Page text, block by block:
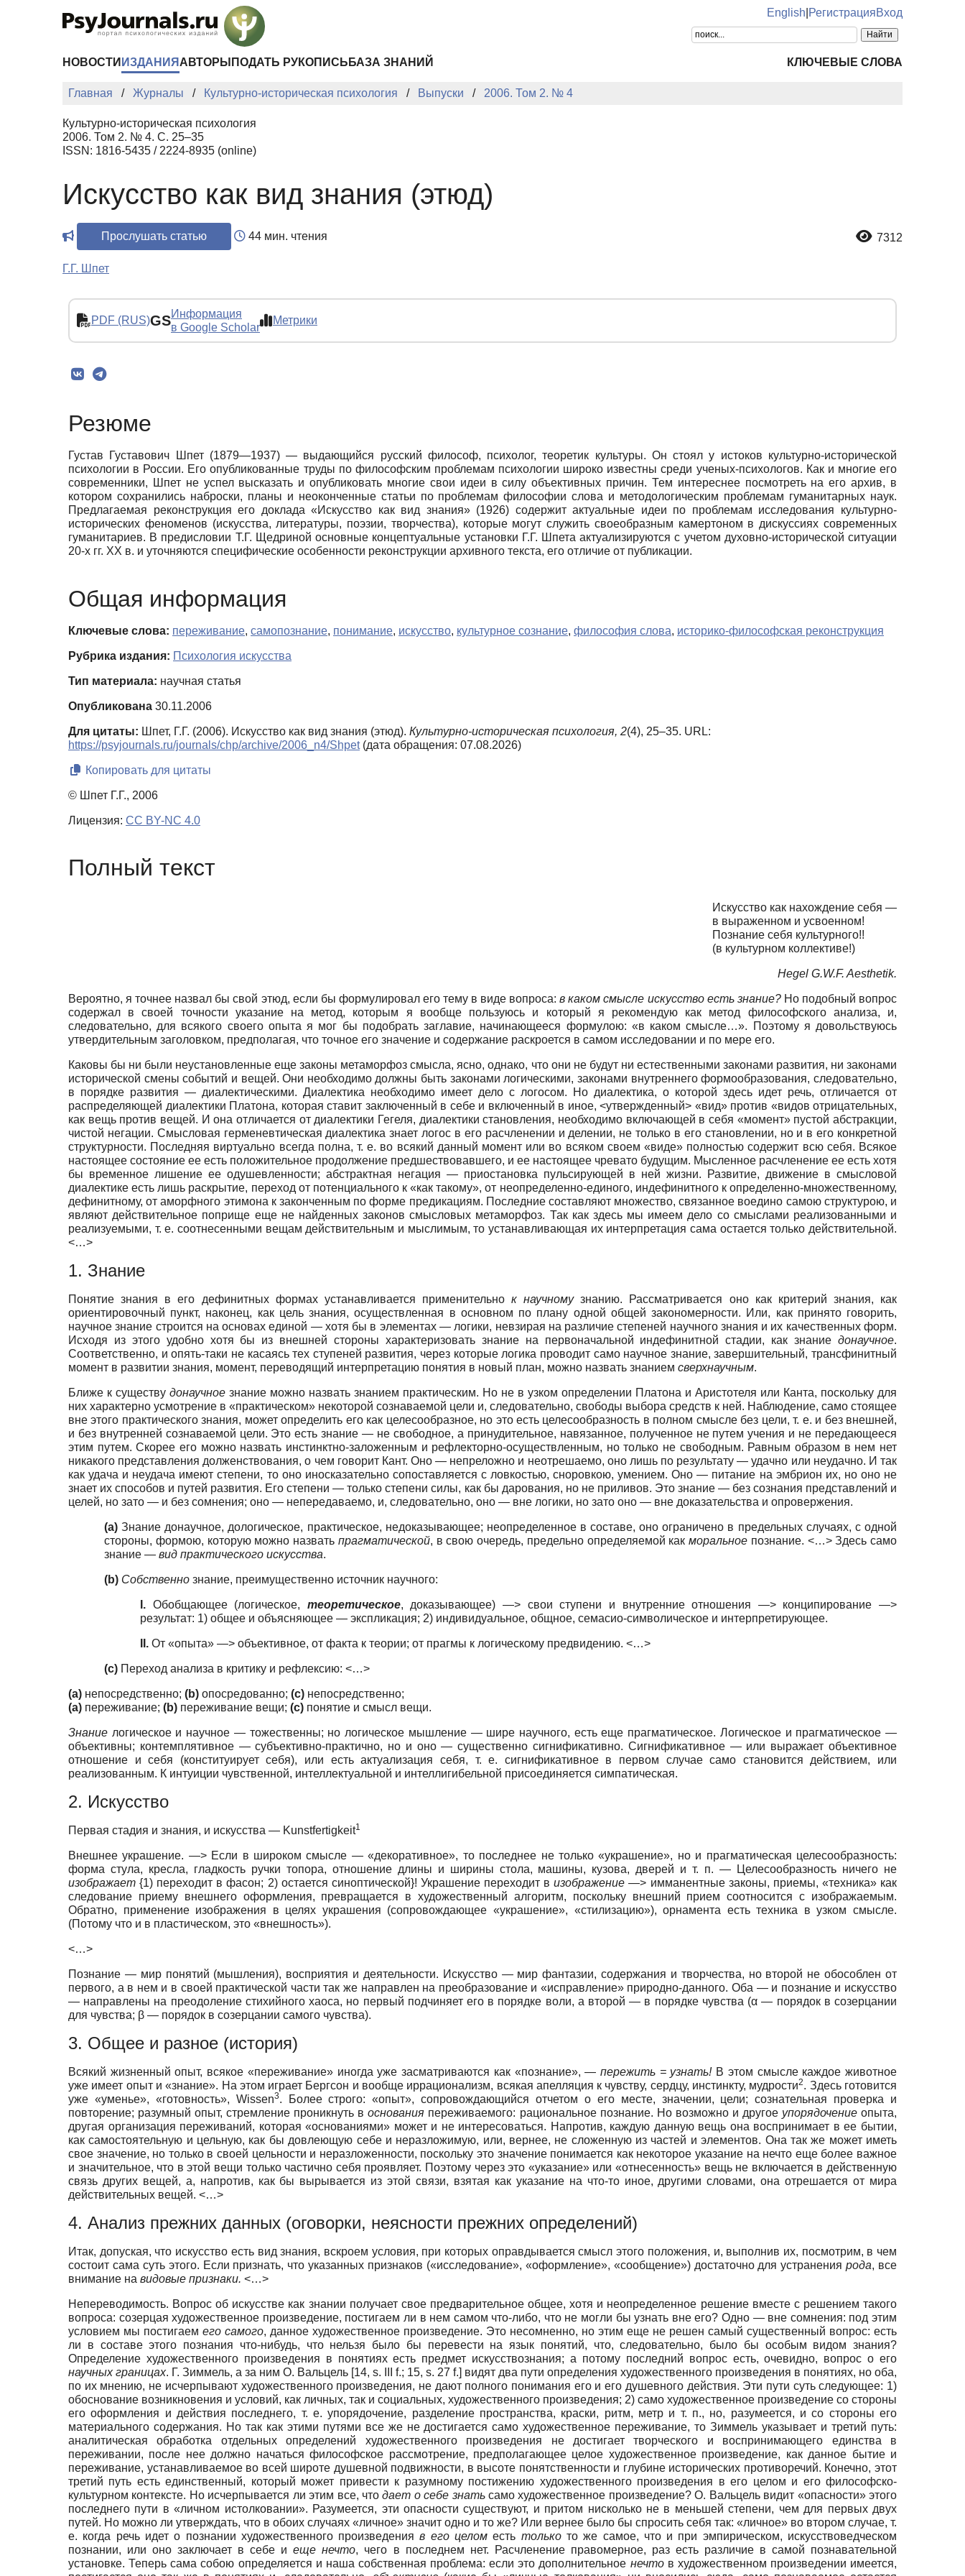
English РегистрацияВход
НОВОСТИ ИЗДАНИЯ АВТОРЫ ПОДАТЬ РУКОПИСЬ БАЗА ЗНАНИЙ КЛЮЧЕВЫЕ СЛОВА
Главная Журналы Культурно-историческая психология Выпуски 2006. Том 2. № 4
Культурно-историческая психология
2006. Том 2. № 4. С. 25–35
ISSN: 1816-5435 / 2224-8935 (online)
Искусство как вид знания (этюд)
Прослушать статью 44 мин. чтения 7312
Г.Г. Шпет
PDF (RUS)GSИнформация
в Google Scholar
Метрики
Резюме
Густав Густавович Шпет (1879—1937) — выдающийся русский философ, психолог, теоретик культуры. Он стоял у истоков культурно-исторической
психологии в России. Его опубликованные труды по философским проблемам психологии широко известны среди ученых-психологов. Как и многие его
современники, Шпет не успел высказать и опубликовать многие свои идеи в силу объективных причин. Тем интереснее посмотреть на его архив, в
котором сохранились наброски, планы и неоконченные статьи по проблемам философии слова и методологическим проблемам гуманитарных наук.
Предлагаемая реконструкция его доклада «Искусство как вид знания» (1926) содержит актуальные идеи по проблемам исследования культурно-
исторических феноменов (искусства, литературы, поэзии, творчества), которые могут служить своеобразным камертоном в дискуссиях современных
гуманитариев. В предисловии Т.Г. Щедриной основные концептуальные установки Г.Г. Шпета актуализируются с учетом духовно-исторической ситуации
20-х гг. ХХ в. и уточняются специфические особенности реконструкции архивного текста, его отличие от публикации.
Общая информация
Ключевые слова: переживание, самопознание, понимание, искусство, культурное сознание, философия слова, историко-философская реконструкция
Рубрика издания: Психология искусства
Тип материала: научная статья
Опубликована 30.11.2006
Для цитаты: Шпет, Г.Г. (2006). Искусство как вид знания (этюд). Культурно-историческая психология, 2(4), 25–35. URL:
https://psyjournals.ru/journals/chp/archive/2006_n4/Shpet(дата обращения: 07.08.2026)
Копировать для цитаты
© Шпет Г.Г., 2006
Лицензия: CC BY-NC 4.0
Полный текст
Искусство как нахождение себя —
в выраженном и усвоенном!
Познание себя культурного!!
(в культурном коллективе!)
Hegel G.W.F. Aesthetik.
Вероятно, я точнее назвал бы свой этюд, если бы формулировал его тему в виде вопроса:в каком смысле искусство есть знание?Но подобный вопрос
содержал в своей точности указание на метод, которым я вообще пользуюсь и который я рекомендую как метод философского анализа, и,
следовательно, для всякого своего опыта я мог бы подобрать заглавие, начинающееся формулою: «в каком смысле…». Поэтому я довольствуюсь
утвердительным заголовком, предполагая, что точное его значение и содержание раскроется в самом исследовании и по мере его.
Каковы бы ни были неустановленные еще законы метаморфоз смысла, ясно, однако, что они не будут ни естественными законами развития, ни законами
исторической смены событий и вещей. Они необходимо должны быть законами логическими, законами внутреннего формообразования, следовательно,
в порядке развития — диалектическими. Диалектика необходимо имеет дело с логосом. Но диалектика, о которой здесь идет речь, отличается от
распределяющей диалектики Платона, которая ставит заключенный в себе и включенный в иное, <утвержденный> «вид» против «видов отрицательных,
как вещь против вещей. И она отличается от диалектики Гегеля, диалектики становления, необходимо включающей в себя «момент» пустой абстракции,
чистой негации. Смысловая герменевтическая диалектика знает логос в его расчленении и делении, не только в его становлении, но и в его конкретной
структурности. Последняя виртуально всегда полна, т. е. во всякий данный момент или во всяком своем «виде» полностью содержит всю себя. Всякое
настоящее состояние ее есть положительное продолжение предшествовавшего, и ее настоящее чревато будущим. Мысленное расчленение ее есть хотя
бы временное лишение ее одушевленности; абстрактная негация — приостановка пульсирующей в ней жизни. Развитие, движение в смысловой
диалектике есть лишь раскрытие, переход от потенциального к «как такому», от неопределенно-единого, индефинитного к определенно-множественному,
дефинитному, от аморфного этимона к законченным по форме предикациям. Последние составляют множество, связанное воедино самою структурою, и
являют действительное поприще еще не найденных законов смысловых метаморфоз. Так как здесь мы имеем дело со смыслами реализованными и
реализуемыми, т. е. соотнесенными вещам действительным и мыслимым, то устанавливающая их интерпретация сама остается только действительной.
<…>
1. Знание
Понятие знания в его дефинитных формах устанавливается применительно к научномузнанию. Рассматривается оно как критерий знания, как
ориентировочный пункт, наконец, как цель знания, осуществленная в основном по плану одной общей закономерности. Или, как принято говорить,
научное знание строится на основах единой — хотя бы в элементах — логики, невзирая на различие степеней научного знания и их качественных форм.
Исходя из этого удобно хотя бы из внешней стороны характеризовать знание на первоначальной индефинитной стадии, как знание донаучное.
Соответственно, и опять-таки не касаясь тех ступеней развития, через которые логика проводит само научное знание, завершительный, трансфинитный
момент в развитии знания, момент, переводящий интерпретацию понятия в новый план, можно назвать знанием сверхнаучным.
Ближе к существу донаучное знание можно назвать знанием практическим. Но не в узком определении Платона и Аристотеля или Канта, поскольку для
них характерно усмотрение в «практическом» некоторой сознаваемой цели и, следовательно, свободы выбора средств к ней. Наблюдение, само стоящее
вне этого практического знания, может определить его как целесообразное, но это есть целесообразность в полном смысле без цели, т. е. и без внешней,
и без внутренней сознаваемой цели. Это есть знание — не свободное, а принудительное, навязанное, полученное не путем учения и не передающееся
этим путем. Скорее его можно назвать инстинктно-заложенным и рефлекторно-осуществленным, но только не свободным. Равным образом в нем нет
никакого представления долженствования, о чем говорит Кант. Оно — непреложно и неотрешаемо, оно лишь по результату — удачно или неудачно. И так
как удача и неудача имеют степени, то оно иносказательно сопоставляется с ловкостью, сноровкою, умением. Оно — питание на эмбрион их, но оно не
знает их способов и путей развития. Его степени — только степени силы, как бы дарования, но не приливов. Это знание — без сознания представлений и
целей, но зато — и без сомнения; оно — непередаваемо, и, следовательно, оно — вне логики, но зато оно — вне доказательства и опровержения.
(a) Знание донаучное, дологическое, практическое, недоказывающее; неопределенное в составе, оно ограничено в предельных случаях, с одной
стороны, формою, которую можно назвать прагматической, в свою очередь, предельно определяемой как моральное познание. <…> Здесь само
знание — вид практического искусства.
(b) Собственно знание, преимущественно источник научного:
I. Обобщающее (логическое, теоретическое, доказывающее) —> свои ступени и внутренние отношения —> конципирование —>
результат: 1) общее и объясняющее — экспликация; 2) индивидуальное, общное, семасио-символическое и интерпретирующее.
II. От «опыта» —> объективное, от факта к теории; от прагмы к логическому предвидению. <…>
(с) Переход анализа в критику и рефлексию: <…>
(a) непосредственно; (b) опосредованно; (c) непосредственно;
(а) переживание; (b) переживание вещи; (с) понятие и смысл вещи.
Знание логическое и научное — тожественны; но логическое мышление — шире научного, есть еще прагматическое. Логическое и прагматическое —
объективны; контемплятивное — субъективно-практично, но и оно — существенно сигнификативно. Сигнификативное — или выражает объективное
отношение и себя (конституирует себя), или есть актуализация себя, т. е. сигнификативное в первом случае само становится действием, или
реализованным. К интуиции чувственной, интеллектуальной и интеллигибельной присоединяется симпатическая.
2. Искусство
Первая стадия и знания, и искусства — Kunstfertigkeit1
Внешнее украшение. —> Если в широком смысле — «декоративное», то последнее не только «украшение», но и прагматическая целесообразность:
форма стула, кресла, гладкость ручки топора, отношение длины и ширины стола, машины, кузова, дверей и т. п. — Целесообразность ничего не
изображает {1) переходит в фасон; 2) остается синоптической}! Украшение переходит визображение —> имманентные законы, приемы, «техника» как
следование приему внешнего оформления, превращается в художественный алгоритм, поскольку внешний прием соотносится с изображаемым.
Обратно, применение изображения в целях украшения (сопровождающее «украшение», «стилизацию»), орнамента есть техника в узком смысле.
(Потому что и в пластическом, это «внешность»).
<…>
Познание — мир понятий (мышления), восприятия и деятельности. Искусство — мир фантазии, содержания и творчества, но второй не обособлен от
первого, а в нем и в своей практической части так же направлен на преобразование и «исправление» природно-данного. Оба — и познание и искусство
— направлены на преодоление стихийного хаоса, но первый подчиняет его в порядке воли, а второй — в порядке чувства (α — порядок в созерцании
для чувства; β — порядок в созерцании самого чувства).
3. Общее и разное (история)
Всякий жизненный опыт, всякое «переживание» иногда уже засматриваются как «познание», — пережить = узнать!В этом смысле каждое животное
уже имеет опыт и «знание». На этом играет Бергсон и вообще иррационализм, всякая апелляция к чувству, сердцу, инстинкту, мудрости2. Здесь готовится
уже «уменье», «готовность», Wissen3. Более строго: «опыт», сопровождающийся отчетом о его месте, значении, цели; сознательная проверка и
повторение; разумный опыт, стремление проникнуть воснования переживаемого: рациональное познание. Но возможно и другое упорядочениеопыта,
другая организация переживаний, которая «основаниями» может и не интересоваться. Напротив, каждую данную вещь она воспринимает в ее бытии,
как самостоятельную и цельную, как бы довлеющую себе и неразложимую, или, вернее, не сложенную из частей и элементов. Она так же может иметь
свое значение, но только в своей цельности и неразложенности, поскольку это значение понимается как некоторое указание на нечто еще более важное
и значительное, что в этой вещи только частично себя проявляет. Поэтому через это «указание» или «отнесенность» вещь не включается в действенную
связь других вещей, а, напротив, как бы вырывается из этой связи, взятая как указание на что-то иное, другими словами, она отрешается от мира
действительных вещей. <…>
4. Анализ прежних данных (оговорки, неясности прежних определений)
Итак, допуская, что искусство есть вид знания, вскроем условия, при которых оправдывается смысл этого положения, и, выполнив их, посмотрим, в чем
состоит сама суть этого. Если признать, что указанных признаков («исследование», «оформление», «сообщение») достаточно для устранениярода, все
внимание на видовые признаки. <…>
Непереводимость. Вопрос об искусстве как знании получает свое предварительное общее, хотя и неопределенное решение вместе с решением такого
вопроса: созерцая художественное произведение, постигаем ли в нем самом что-либо, что не могли бы узнать вне его? Одно — вне сомнения: под этим
условием мы постигаем его самого, данное художественное произведение. Это несомненно, но этим еще не решен самый существенный вопрос: есть
ли в составе этого познания что-нибудь, что нельзя было бы перевести на язык понятий, что, следовательно, было бы особым видом знания?
Определение художественного произведения в понятиях есть предмет искусствознания; а потому последний вопрос есть, очевидно, вопрос о его
научных границах. Г. Зиммель, а за ним О. Вальцель [14, s. III f.; 15, s. 27 f.] видят два пути определения художественного произведения в понятиях, но оба,
по их мнению, не исчерпывают художественного произведения, не дают полного понимания его и его душевного действия. Эти пути суть следующее: 1)
обоснование возникновения и условий, как личных, так и социальных, художественного произведения; 2) само художественное произведение со стороны
его оформления и действия последнего, т. е. упорядочение, разделение пространства, краски, ритм, метр и т. п., но, разумеется, и со стороны его
материального содержания. Но так как этими путями все же не достигается само художественное переживание, то Зиммель указывает и третий путь:
аналитическая обработка отдельных определений художественного произведения не достигает творческого и воспринимающего единства в
переживании, после нее должно начаться философское рассмотрение, предполагающее целое художественное произведение, как данное бытие и
переживание, устанавливаемое во всей широте душевной подвижности, в высоте понятственности и глубине исторических противоречий. Конечно, этот
третий путь есть единственный, который может привести к разумному постижению художественного произведения в его целом и его философско-
культурном контексте. Но исчерпывается ли этим все, чтодает о себе знатьсамо художественное произведение? О. Вальцель видит «опасности» этого
последнего пути в «личном истолковании». Разумеется, эти опасности существуют, и притом нисколько не в меньшей степени, чем для первых двух
путей. Но можно ли утверждать, что в обоих случаях «личное» значит одно и то же? Или вернее было бы спросить себя так: «личное» во втором случае, т.
е. когда речь идет о познании художественного произведенияв его целом есть толькото же самое, что и при эмпирическом, искусствоведческом
познании, или оно заключает в себе иеще нечто, чего в последнем нет. Расчленение правомерное, раз есть различие в самой познавательной
установке. Теперь сама собою определяется и наша собственная проблема: если это дополнительное нечтов художественном произведении имеется,